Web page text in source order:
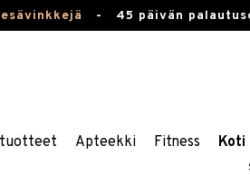
- 45 päivän
Apteekki Fitness Koti